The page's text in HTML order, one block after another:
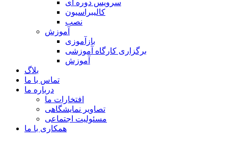
سرویس دوره ای
کالیبراسیون
نصب
آموزش
بازآموزی
برگزاری کارگاه آموزشی
آموزش
بلاگ
تماس با ما
درباره ما
افتخارات ما
تصاویر نمایشگاهی
مسئولیت اجتماعی
همکاری با ما